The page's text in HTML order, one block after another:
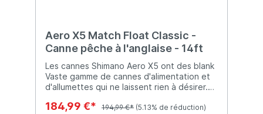
Aero X5 Match Float Classic -
Canne pêche à l'anglaise - 14ft
Les cannes Shimano Aero X5 ont des blank
Vaste gamme de cannes d'alimentation et
d'allumettes qui ne laissent rien à désirer.
interchangeables pour scions en carbone.
184,99 €* 194,99 €* (5.13% de réduction)